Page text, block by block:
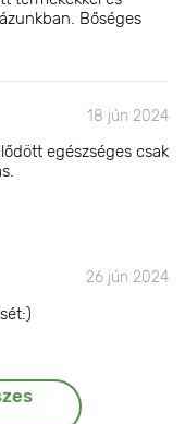
Bőséges
18 jún 2024
egészséges csak
26 jún 2024